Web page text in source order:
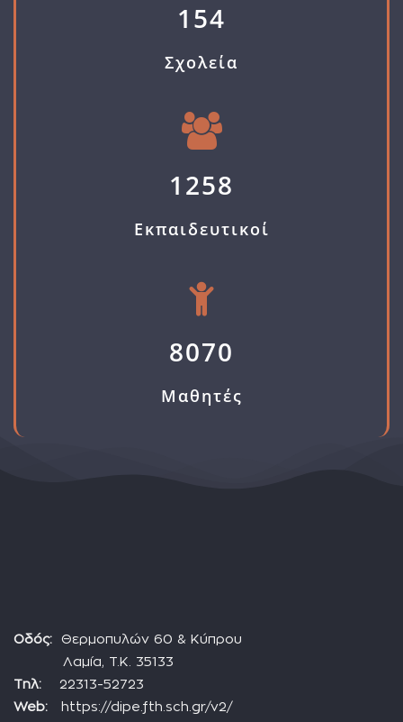
154
Σχολεία
1258
Εκπαιδευτικοί
8070
Μαθητές
Οδός: Θερμοπυλών 60 & Κύπρου
Λαμία, Τ.Κ. 35133
Τηλ: 22313-52723
Web: https://dipe.fth.sch.gr/v2/